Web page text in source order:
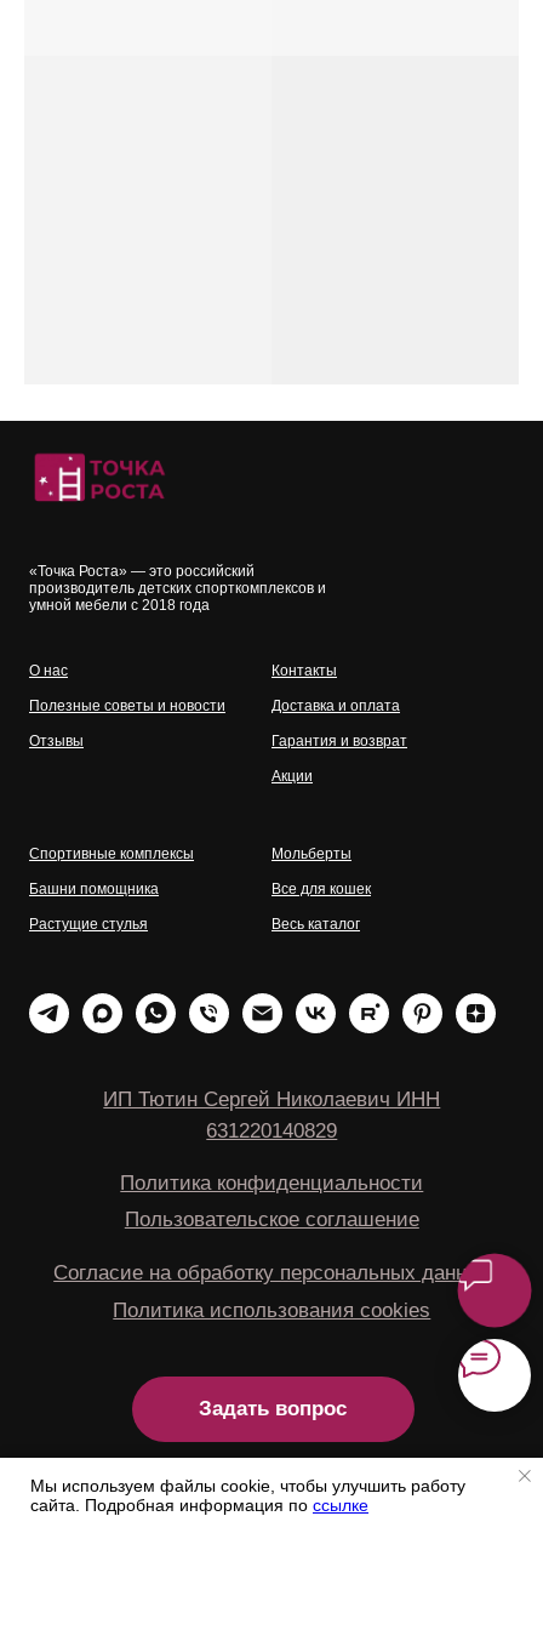
«Точка Роста» — это российский
производитель детских спорткомплексов и
умной мебели с 2018 года
О нас
Полезные советы и новости
Отзывы
Контакты
Доставка и оплата
Гарантия и возврат
Акции
Спортивные комплексы
Башни помощника
Растущие стулья
Мольберты
Все для кошек
Весь каталог
Мы используем файлы cookie, чтобы улучшить работу
сайта. Подробная информация по ссылке